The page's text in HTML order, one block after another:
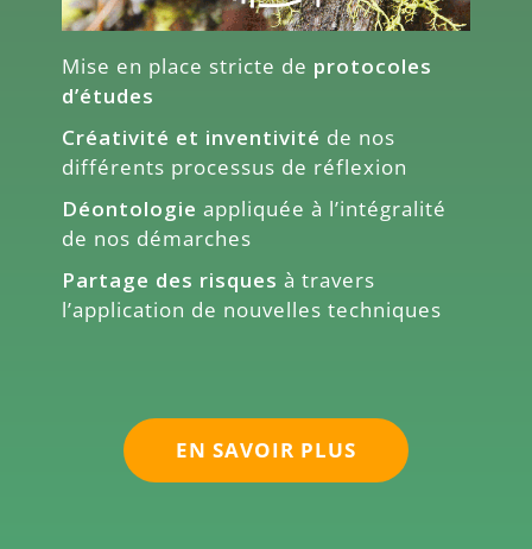
Mise en place stricte de protocoles
d’études
Créativité et inventivité de nos
différents processus de réflexion
Déontologie appliquée à l’intégralité
de nos démarches
Partage des risques à travers
l’application de nouvelles techniques
EN SAVOIR PLUS